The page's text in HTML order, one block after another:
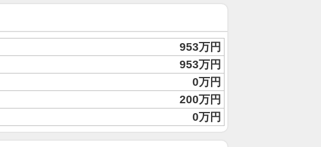
953万円
953万円
0万円
200万円
0万円